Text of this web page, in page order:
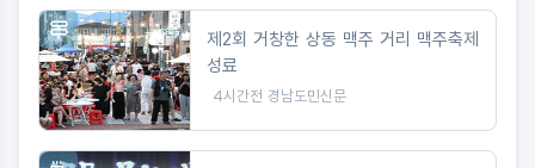
제2회 거창한 상동 맥주 거리 맥주축제
성료
4시간전 경남도민신문